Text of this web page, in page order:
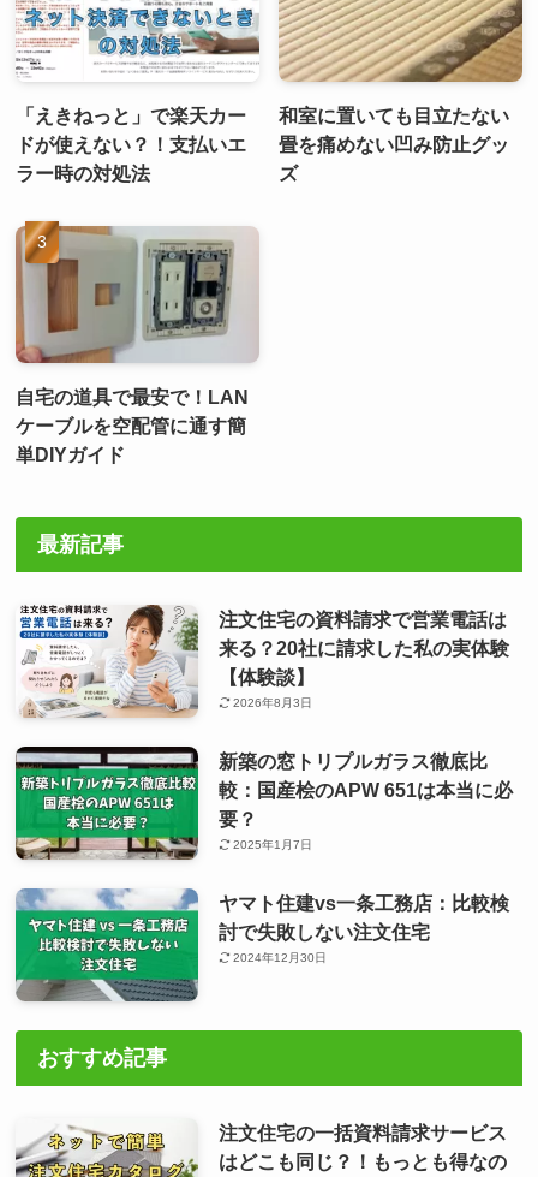
「えきねっと」で楽天カー
ドが使えない？！支払いエ
ラー時の対処法
和室に置いても目立たない
畳を痛めない凹み防止グッ
ズ
自宅の道具で最安で！LAN
ケーブルを空配管に通す簡
単DIYガイド
最新記事
注文住宅の資料請求で営業電話は
来る？20社に請求した私の実体験
【体験談】
2026年8月3日
新築の窓トリプルガラス徹底比
較：国産桧のAPW 651は本当に必
要？
2025年1月7日
ヤマト住建vs一条工務店：比較検
討で失敗しない注文住宅
2024年12月30日
おすすめ記事
注文住宅の一括資料請求サービス
はどこも同じ？！もっとも得なの